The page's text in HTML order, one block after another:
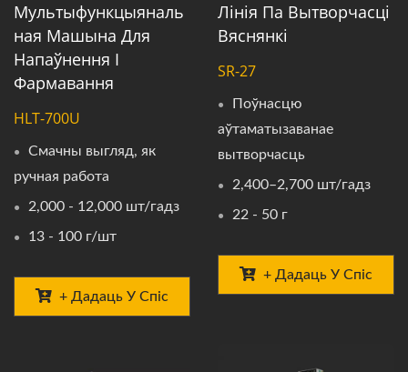
Мультыфункцыяналь
Ная Машына Для
Напаўнення І
Фармавання
HLT-700U
Смачны выгляд, як
ручная работа
2,000 - 12,000 шт/гадз
13 - 100 г/шт
+ Дадаць У Спіс
Лінія Па Вытворчасці
Вяснянкі
SR-27
Поўнасцю
аўтаматызаванае
вытворчасць
2,400–2,700 шт/гадз
22 - 50 г
+ Дадаць У Спіс